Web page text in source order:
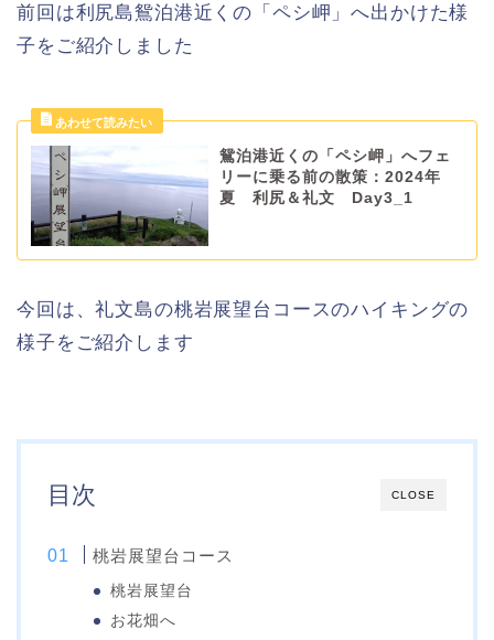
前回は利尻島鴛泊港近くの「ペシ岬」へ出かけた様
子をご紹介しました
鴛泊港近くの「ペシ岬」へフェ
リーに乗る前の散策：2024年
夏 利尻＆礼文 Day3_1
今回は、礼文島の桃岩展望台コースのハイキングの
様子をご紹介します
CLOSE
目次
桃岩展望台コース
桃岩展望台
お花畑へ